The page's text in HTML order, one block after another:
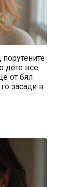
дете все
от бял
засади в